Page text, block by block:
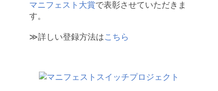
マニフェスト大賞で表彰させていただきま
す。
≫詳しい登録方法はこちら